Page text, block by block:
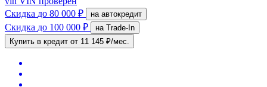
Скидка до 80 000 ₽ на автокредит
Скидка до 100 000 ₽
на Trade-In
Купить в кредит от 11 145 ₽/мес.